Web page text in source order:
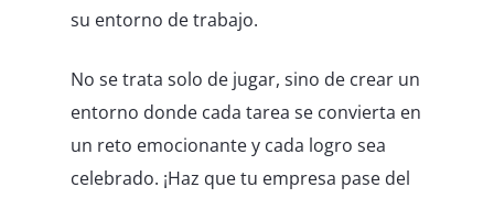
su entorno de trabajo.
No se trata solo de jugar, sino de crear un
entorno donde cada tarea se convierta en
un reto emocionante y cada logro sea
celebrado. ¡Haz que tu empresa pase del